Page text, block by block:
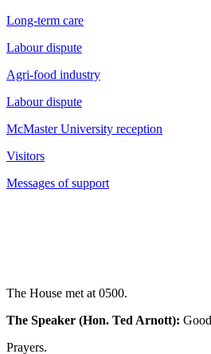
Long-term care
Labour dispute
Agri-food industry
Labour dispute
McMaster University reception
Visitors
Messages of support
The House met at 0500.
The Speaker (Hon. Ted Arnott):
Prayers.